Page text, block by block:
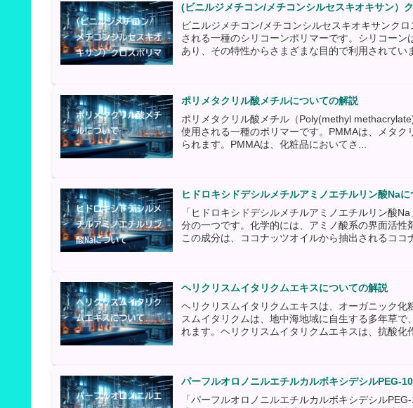
(ビニルジメチコン/メチコンシルセスキオキサン）
ビニルジメチコン/メチコンシルセスキオキサンク
される一種のシリコーンポリマーです。シリコー
あり、その特性からさまざまな目的で利用されてい
ポリメタクリル酸メチルについての解説
ポリメタクリル酸メチル（Poly(methyl
使用される一種のポリマーです。PMMAは、メタ
られます。PMMAは、化粧品においてさ...
ヒドロキシドデシルメチルアミノエチルリン酸Na
「ヒドロキシドデシルメチルアミノエチルリン酸
分の一つです。化学的には、アミノ酸系の界面活性
この成分は、ココナッツオイルから抽出されるココ
ヘリクリスムイタリクムエキスについての解説
ヘリクリスムイタリクムエキスは、オーガニック化
スムイタリクムは、地中海地域に自生する多年草
れます。ヘリクリスムイタリクムエキスは、抗酸化
パーフルオロノニルエチルカルボキシデシルPEG-
「パーフルオロノニルエチルカルボキシデシル